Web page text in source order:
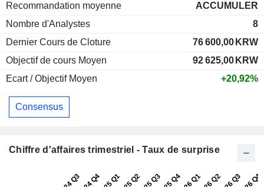
Recommandation moyenne
ACCUMULER
Nombre d'Analystes
8
Dernier Cours de Cloture
76 600,00 KRW
Objectif de cours Moyen
92 625,00 KRW
Ecart / Objectif Moyen
+20,92%
Consensus
Chiffre d'affaires trimestriel - Taux de surprise